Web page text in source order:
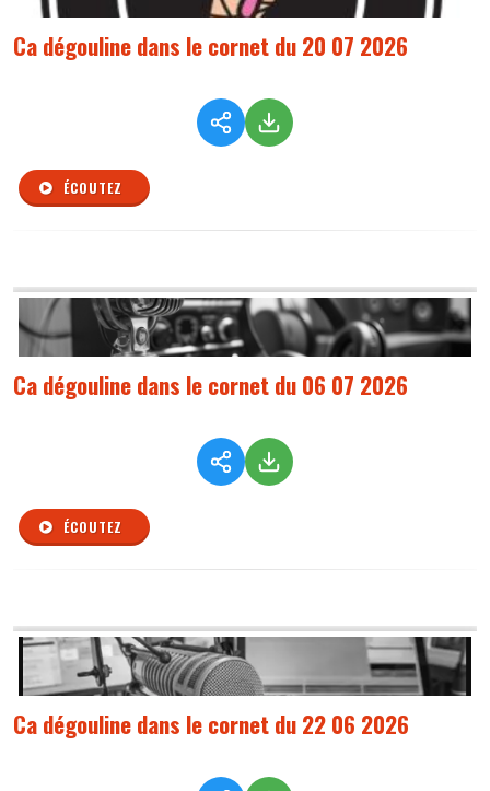
Ca dégouline dans le cornet du 20 07 2026
ÉCOUTEZ
Ca dégouline dans le cornet du 06 07 2026
ÉCOUTEZ
Ca dégouline dans le cornet du 22 06 2026